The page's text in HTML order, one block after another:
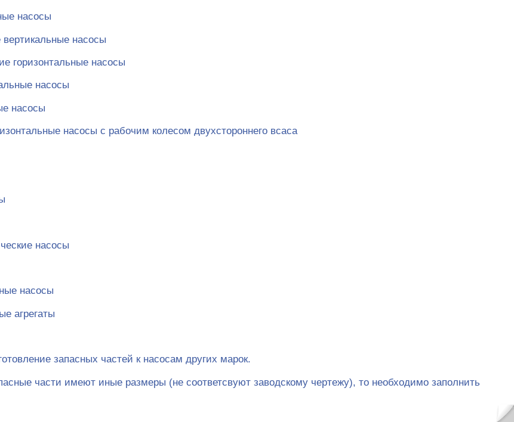
насосы
насосы
горизонтальные насосы
насосы
насосы
насосы с рабочим колесом двухстороннего всаса
насосы
насосы
агрегаты
запасных частей к насосам других марок.
части имеют иные размеры (не соответсвуют заводскому чертежу), то необходимо заполнить